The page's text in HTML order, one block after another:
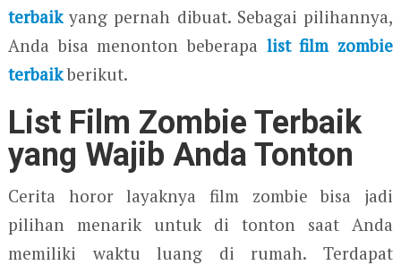
terbaikyang pernah dibuat. Sebagai pilihannya,
Anda bisa menonton beberapa list film zombie
terbaikberikut.
List Film Zombie Terbaik
yang Wajib Anda Tonton
Cerita horor layaknya film zombie bisa jadi
pilihan menarik untuk di tonton saat Anda
memiliki waktu luang di rumah. Terdapat